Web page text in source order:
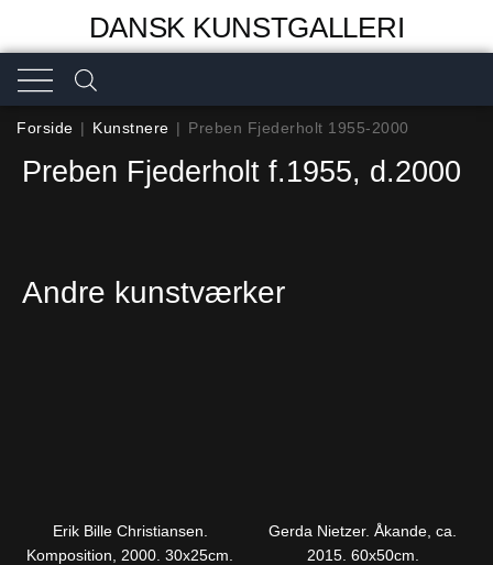
DANSK KUNSTGALLERI
Forside | Kunstnere | Preben Fjederholt 1955-2000
Preben Fjederholt f.1955, d.2000
Andre kunstværker
Erik Bille Christiansen.
Komposition, 2000. 30x25cm.
Gerda Nietzer. Åkande, ca.
2015. 60x50cm.